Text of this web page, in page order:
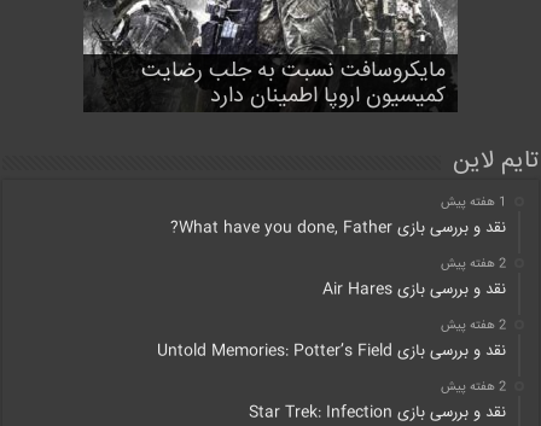
مایکروسافت نسبت به جلب رضایت
کمیسیون اروپا اطمینان دارد
۱۴ بازی انحصاری مورد انتظار ایکس
باکس
اطلاعات جدیدی از سریال God Of War
منتشر شد
شخصیت Marvin the Martian و
استیج Game of Thrones به
MultiVersus خواهند آمد
اسپنسر: حاضریم مدت تعهد پیشین خود
مبنی بر ارائه CoD روی پلی استیشن را
افزایش دهیم
تایم لاین
1 هفته پیش
نقد و بررسی بازی What have you done, Father?
2 هفته پیش
نقد و بررسی بازی Air Hares
2 هفته پیش
نقد و بررسی بازی Untold Memories: Potter’s Field
2 هفته پیش
نقد و بررسی بازی Star Trek: Infection